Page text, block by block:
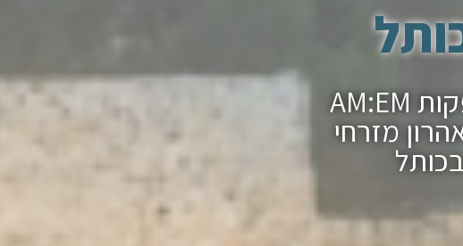
הפקת בר מצווה בכותל עם חברת ההפקות AM:EM
מזרחי